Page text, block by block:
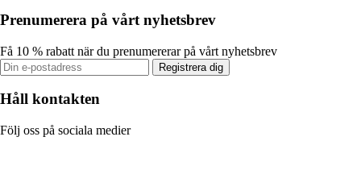
Prenumerera på vårt nyhetsbrev
Få 10 % rabatt när du prenumererar på vårt nyhetsbrev
Registrera dig
Håll kontakten
Följ oss på sociala medier